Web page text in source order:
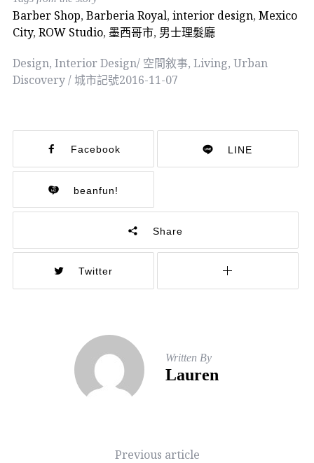
Barber Shop, Barberia Royal, interior design, Mexico
City, ROW Studio, 墨西哥市, 男士理髮廳
Design, Interior Design/ 空間敘事, Living, Urban
Discovery / 城市記號2016-11-07
Facebook LINE
beanfun!
Share
Twitter
Written By
Lauren
Previous article